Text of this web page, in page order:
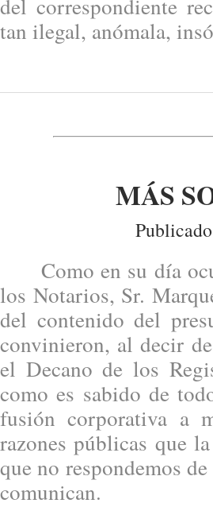
del correspondiente
tan ilegal, anómala,
MÁS
Como en su día
los Notarios, Sr.
del contenido del
convinieron, al decir
el Decano de los
como es sabido de
fusión corporativa a
razones públicas que
que no respondemos
comunican.